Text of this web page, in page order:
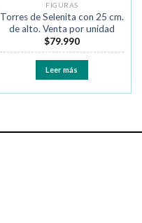
FIGURAS
Torres de Selenita con 25 cm.
de alto. Venta por unidad
$79.990
Leer más